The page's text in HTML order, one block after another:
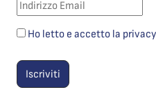
Ho letto e accetto la